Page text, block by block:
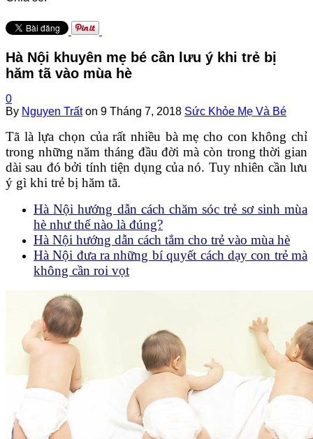
Hà Nội khuyên mẹ bé cần lưu ý khi trẻ bị
hăm tã vào mùa hè
0
By Nguyen Trất on 9 Tháng 7, 2018 Sức Khỏe Mẹ Và Bé
Tã là lựa chọn của rất nhiều bà mẹ cho con không chỉ
trong những năm tháng đầu đời mà còn trong thời gian
dài sau đó bởi tính tiện dụng của nó. Tuy nhiên cần lưu
ý gì khi trẻ bị hăm tã.
Hà Nội hướng dẫn cách chăm sóc trẻ sơ sinh mùa
hè như thế nào là đúng?
Hà Nội hướng dẫn cách tắm cho trẻ vào mùa hè
Hà Nội đưa ra những bí quyết cách dạy con trẻ mà
không cần roi vọt